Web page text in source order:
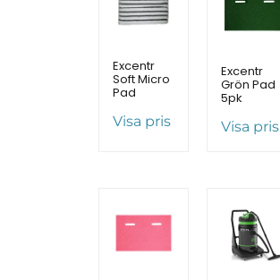
Excentr
Soft Micro
Pad
Visa pris
Excentr
Grön Pad
5pk
Visa pris